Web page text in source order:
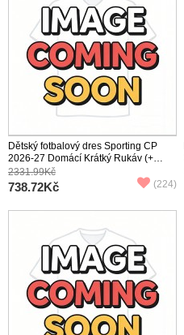
Dětský fotbalový dres Sporting CP
2026-27 Domácí Krátký Rukáv (+
trenýrky)
2331.99Kč
738.72Kč (224)